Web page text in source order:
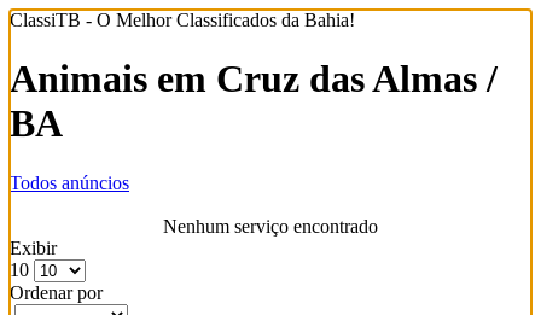
ClassiTB - O Melhor Classificados da Bahia!
Animais em Cruz das Almas /
BA
Todos anúncios
Nenhum serviço encontrado
Exibir
10
Ordenar por